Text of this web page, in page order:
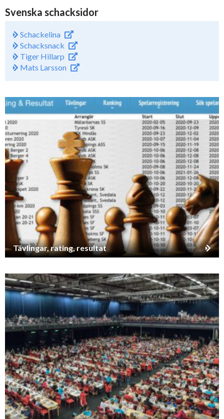
Svenska schacksidor
Schackelina
Schacksnack
Tiger Hillarp
Mats Larsson
Tävlingar, rating, resultat